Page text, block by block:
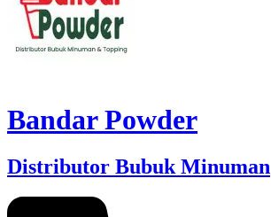
Bandar Powder
Distributor Bubuk Minuman